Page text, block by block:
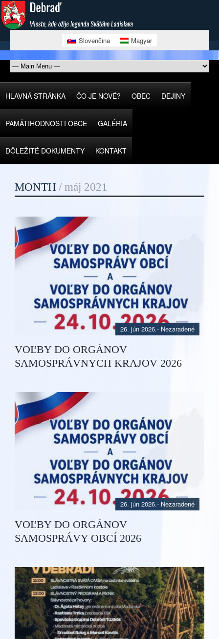
Slovenčina Magyar
HLAVNÁ STRÁNKA ČO JE NOVÉ? OBEC DEJINY
PAMÄTIHODNOSTI OBCE GALÉRIA
DÔLEŽITÉ DOKUMENTY KONTAKT
MONTH / máj 2021
- Nezaradené
26. jún 2026.
VOĽBY DO ORGÁNOV
SAMOSPRÁVNYCH KRAJOV 2026
- Nezaradené
26. jún 2026.
VOĽBY DO ORGÁNOV
SAMOSPRÁVY OBCÍ 2026